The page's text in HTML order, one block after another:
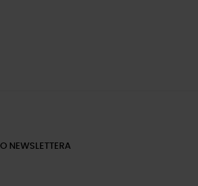
NEWSLETTERA